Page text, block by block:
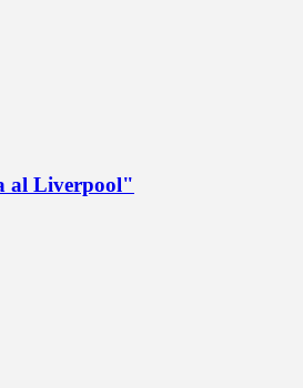
al Liverpool"